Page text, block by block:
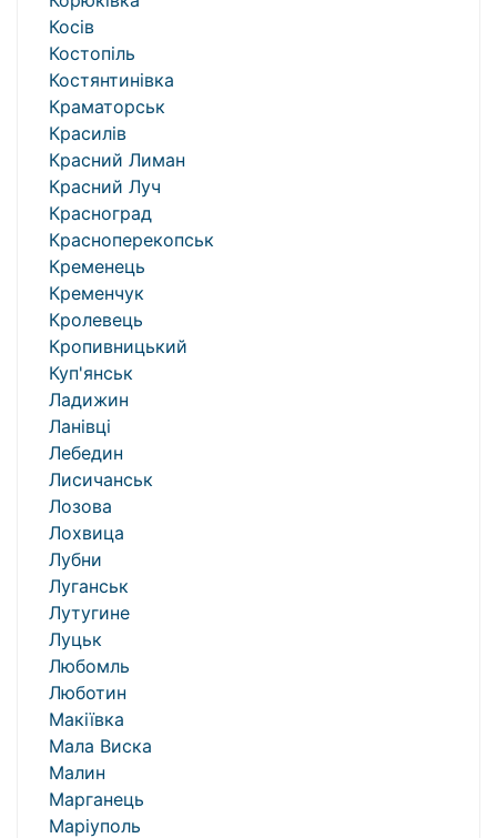
Косів
Костопіль
Костянтинівка
Краматорськ
Красилів
Красний Лиман
Красний Луч
Красноград
Красноперекопськ
Кременець
Кременчук
Кролевець
Кропивницький
Куп'янськ
Ладижин
Ланівці
Лебедин
Лисичанськ
Лозова
Лохвица
Лубни
Луганськ
Лутугине
Луцьк
Любомль
Люботин
Макіївка
Мала Виска
Малин
Марганець
Маріуполь